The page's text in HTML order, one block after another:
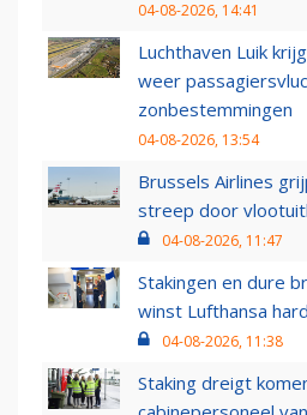
04-08-2026, 14:41
Luchthaven Luik
weer
zonbestemmingen
04-08-2026, 13:54
Brussels Airlines
streep door
04-08-2026, 11:47
Stakingen en dure
winst Lufthansa
04-08-2026, 11:38
Staking dreigt